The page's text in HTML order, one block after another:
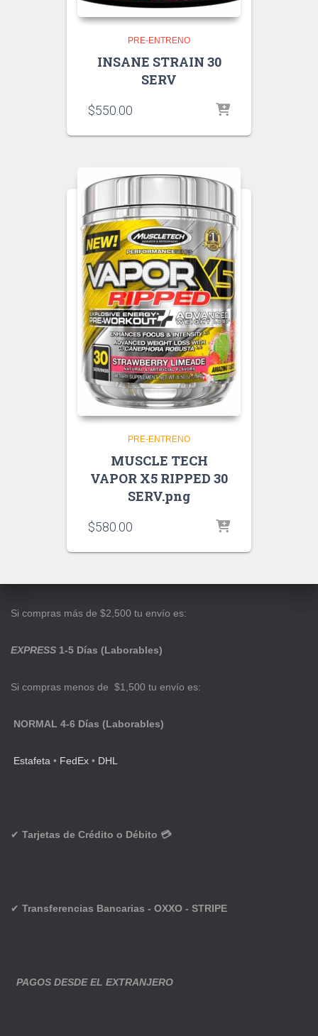
PRE-ENTRENO
INSANE STRAIN 30
SERV
$550.00
PRE-ENTRENO
MUSCLE TECH
VAPOR X5 RIPPED 30
SERV.png
$580.00
Si compras más de $2,500 tu envío es:
EXPRESS 1-5 Días (Laborables)
Si compras menos de $1,500 tu envío es:
NORMAL 4-6 Días (Laborables)
Estafeta • FedEx • DHL
✔ Tarjetas de Crédito o Débito 💳
✔ Transferencias Bancarias - OXXO - STRIPE
PAGOS DESDE EL EXTRANJERO